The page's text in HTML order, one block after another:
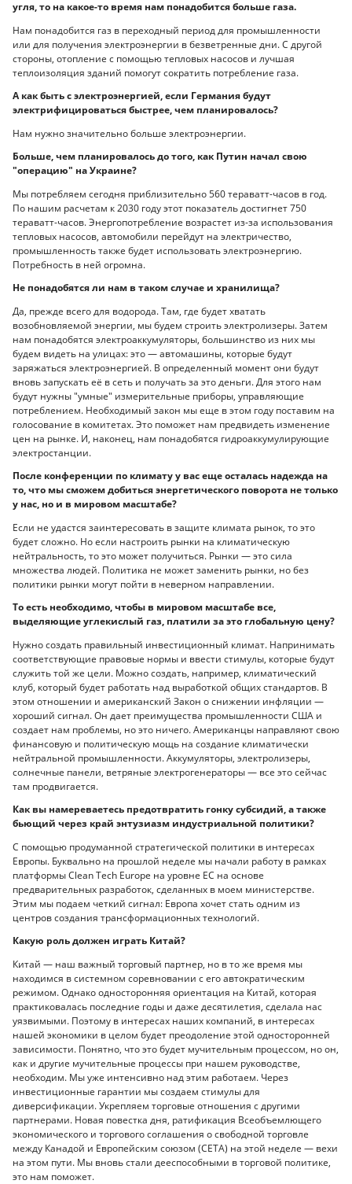
угля, то на какое-то время нам понадобится больше газа.
Нам понадобится газ в переходный период для промышленности
или для получения электроэнергии в безветренные дни. С другой
стороны, отопление с помощью тепловых насосов и лучшая
теплоизоляция зданий помогут сократить потребление газа.
А как быть с электроэнергией, если Германия будут
электрифицироваться быстрее, чем планировалось?
Нам нужно значительно больше электроэнергии.
Больше, чем планировалось до того, как Путин начал свою
"операцию" на Украине?
Мы потребляем сегодня приблизительно 560 тераватт-часов в год.
По нашим расчетам к 2030 году этот показатель достигнет 750
тераватт-часов. Энергопотребление возрастет из-за использования
тепловых насосов, автомобили перейдут на электричество,
промышленность также будет использовать электроэнергию.
Потребность в ней огромна.
Не понадобятся ли нам в таком случае и хранилища?
Да, прежде всего для водорода. Там, где будет хватать
возобновляемой энергии, мы будем строить электролизеры. Затем
нам понадобятся электроаккумуляторы, большинство из них мы
будем видеть на улицах: это — автомашины, которые будут
заряжаться электроэнергией. В определенный момент они будут
вновь запускать её в сеть и получать за это деньги. Для этого нам
будут нужны "умные" измерительные приборы, управляющие
потреблением. Необходимый закон мы еще в этом году поставим на
голосование в комитетах. Это поможет нам предвидеть изменение
цен на рынке. И, наконец, нам понадобятся гидроаккумулирующие
электростанции.
После конференции по климату у вас еще осталась надежда на
то, что мы сможем добиться энергетического поворота не только
у нас, но и в мировом масштабе?
Если не удастся заинтересовать в защите климата рынок, то это
будет сложно. Но если настроить рынки на климатическую
нейтральность, то это может получиться. Рынки — это сила
множества людей. Политика не может заменить рынки, но без
политики рынки могут пойти в неверном направлении.
То есть необходимо, чтобы в мировом масштабе все,
выделяющие углекислый газ, платили за это глобальную цену?
Нужно создать правильный инвестиционный климат. Напринимать
соответствующие правовые нормы и ввести стимулы, которые будут
служить той же цели. Можно создать, например, климатический
клуб, который будет работать над выработкой общих стандартов. В
этом отношении и американский Закон о снижении инфляции —
хороший сигнал. Он дает преимущества промышленности США и
создает нам проблемы, но это ничего. Американцы направляют свою
финансовую и политическую мощь на создание климатически
нейтральной промышленности. Аккумуляторы, электролизеры,
солнечные панели, ветряные электрогенераторы — все это сейчас
там продвигается.
Как вы намереваетесь предотвратить гонку субсидий, а также
бьющий через край энтузиазм индустриальной политики?
С помощью продуманной стратегической политики в интересах
Европы. Буквально на прошлой неделе мы начали работу в рамках
платформы Clean Tech Europe на уровне ЕС на основе
предварительных разработок, сделанных в моем министерстве.
Этим мы подаем четкий сигнал: Европа хочет стать одним из
центров создания трансформационных технологий.
Какую роль должен играть Китай?
Китай — наш важный торговый партнер, но в то же время мы
находимся в системном соревновании с его автократическим
режимом. Однако односторонняя ориентация на Китай, которая
практиковалась последние годы и даже десятилетия, сделала нас
уязвимыми. Поэтому в интересах наших компаний, в интересах
нашей экономики в целом будет преодоление этой односторонней
зависимости. Понятно, что это будет мучительным процессом, но он,
как и другие мучительные процессы при нашем руководстве,
необходим. Мы уже интенсивно над этим работаем. Через
инвестиционные гарантии мы создаем стимулы для
диверсификации. Укрепляем торговые отношения с другими
партнерами. Новая повестка дня, ратификация Всеобъемлющего
экономического и торгового соглашения о свободной торговле
между Канадой и Европейским союзом (СЕТА) на этой неделе — вехи
на этом пути. Мы вновь стали дееспособными в торговой политике,
это нам поможет.